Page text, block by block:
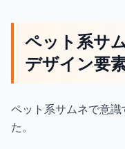
ペット系サ
デザイン要
ペット系サムネで意
た。